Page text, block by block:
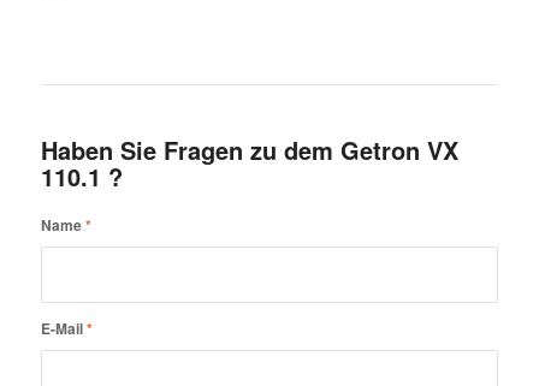
Haben Sie Fragen zu dem Getron VX
110.1 ?
Name*
E-Mail*